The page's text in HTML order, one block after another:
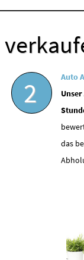
2
Auto
das